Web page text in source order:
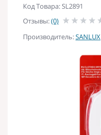
Код Товара: SL2891
Отзывы:(0)
Производитель:SANLUX